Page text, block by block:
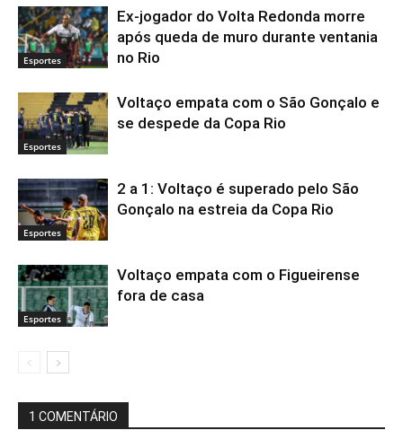
Esportes
Ex-jogador do Volta Redonda morre
após queda de muro durante ventania
no Rio
Esportes
Voltaço empata com o São Gonçalo e
se despede da Copa Rio
Esportes
2 a 1: Voltaço é superado pelo São
Gonçalo na estreia da Copa Rio
Esportes
Voltaço empata com o Figueirense
fora de casa
1 COMENTÁRIO